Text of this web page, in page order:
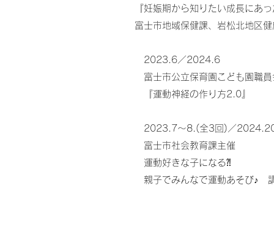
『妊娠期から知りたい成長にあ
富士市地域保健課、岩松北地区
2023.6／2024.6
富士市公立保育園こども園職
『運動神経の作り方2.0』
2023.7〜8.(全3回)／
富士市社会教育課主催
運動好きな子になる⁈
親子でみんなで運動あそび♪